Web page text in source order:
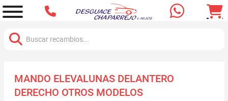
MANDO ELEVALUNAS DELANTERO
DERECHO OTROS MODELOS